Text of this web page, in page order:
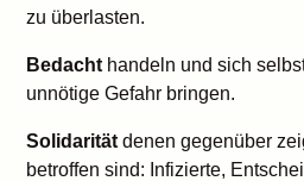
zu überlasten.
Bedacht handeln und sich
unnötige Gefahr bringen.
Solidaritätdenen gegenüber
betroffen sind: Infizierte,